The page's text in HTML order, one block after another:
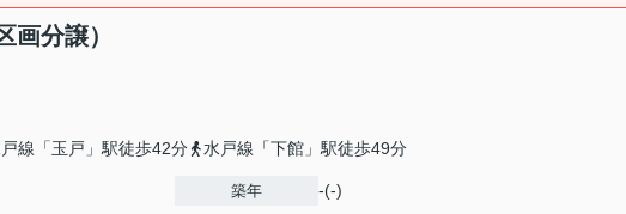
画分譲）
線「玉戸」駅徒歩42分 水戸線「下館」駅徒歩49分
築年 -(-)